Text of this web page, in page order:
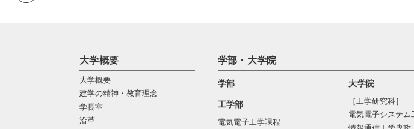
大学概要
大学概要
建学の精神・教育理念
学長室
沿革
学部・大学院
学部
工学部
電気電子工学課程
大学院
［工学研究科］
電気電⼦システム